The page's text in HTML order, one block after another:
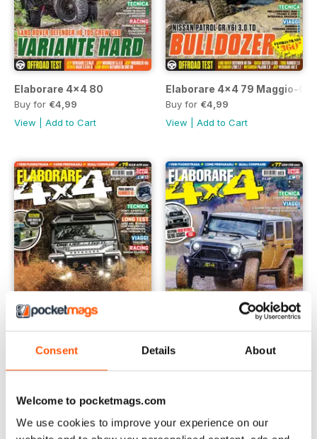
Consent Details About
Welcome to pocketmags.com
We use cookies to improve your experience on our
Elaborare 4x4 80
Buy for €4,99
View
Add to Cart
Elaborare 4x4 79 Maggio-
Buy for €4,99
View
Add to Cart
78 Mar. Aprile 2021
Buy for€4,99
77 Gen. Febbraio 2021
Buy for€4,99